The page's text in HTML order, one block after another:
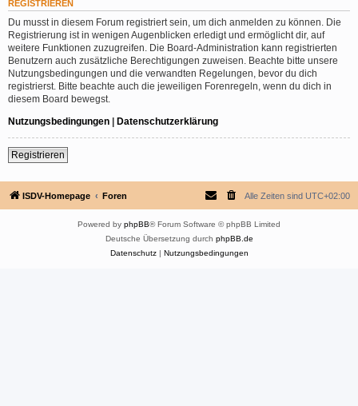
REGISTRIEREN
Du musst in diesem Forum registriert sein, um dich anmelden zu können. Die
Registrierung ist in wenigen Augenblicken erledigt und ermöglicht dir, auf
weitere Funktionen zuzugreifen. Die Board-Administration kann registrierten
Benutzern auch zusätzliche Berechtigungen zuweisen. Beachte bitte unsere
Nutzungsbedingungen und die verwandten Regelungen, bevor du dich
registrierst. Bitte beachte auch die jeweiligen Forenregeln, wenn du dich in
diesem Board bewegst.
Nutzungsbedingungen | Datenschutzerklärung
Registrieren
ISDV-Homepage Foren Alle Zeiten sind UTC+02:00
Powered by phpBB® Forum Software © phpBB Limited
Deutsche Übersetzung durch phpBB.de
Datenschutz| Nutzungsbedingungen